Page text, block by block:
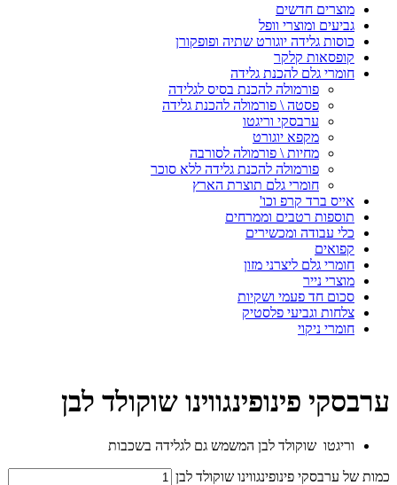
מוצרים חדשים
גביעים ומוצרי וופל
כוסות גלידה יוגורט שתיה ופופקורן
קופסאות קלקר
חומרי גלם להכנת גלידה
פורמולה להכנת בסיס לגלידה
פסטה \ פורמולה להכנת גלידה
ערבסקי וריגטו
מקפא יוגורט
מחיות \ פורמולה לסורבה
פורמולה להכנת גלידה ללא סוכר
חומרי גלם תוצרת הארץ
אייס ברד קרפ וכו'
תוספות רטבים וממרחים
כלי עבודה ומכשירים
קפואים
חומרי גלם ליצרני מזון
מוצרי נייר
סכום חד פעמי ושקיות
צלחות וגביעי פלסטיק
חומרי ניקוי
ערבסקי פינופינגווינו שוקולד לבן
וריגטו שוקולד לבן המשמש גם לגלידה בשכבות
כמות של ערבסקי פינופינגווינו שוקולד לבן